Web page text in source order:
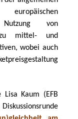
von
zu mittel- und
wobei auch
Kaum (EFB